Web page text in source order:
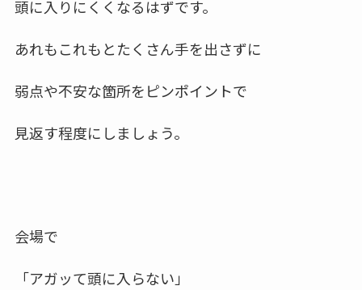
頭に入りにくくなるはずです。
あれもこれもとたくさん手を出さずに
弱点や不安な箇所をピンポイントで
見返す程度にしましょう。
会場で
「アガッて頭に入らない」